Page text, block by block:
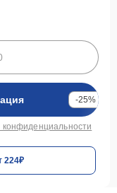
-25%
конфиденциальности
224₽